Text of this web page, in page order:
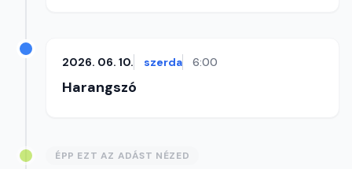
2026. 06. 10. szerda 6:00
Harangszó
ÉPP EZT AZ ADÁST NÉZED